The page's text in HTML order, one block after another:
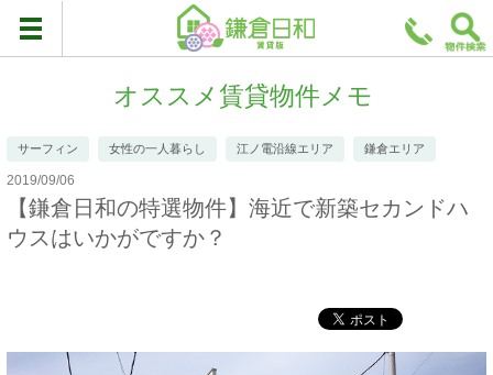
オススメ賃貸物件メモ
サーフィン 女性の一人暮らし 江ノ電沿線エリア 鎌倉エリア
2019/09/06
【鎌倉日和の特選物件】海近で新築セカンドハ
ウスはいかがですか？